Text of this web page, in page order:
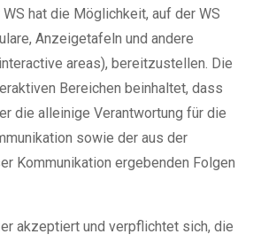
hat die Möglichkeit, auf der WS
Anzeigetafeln und andere
areas), bereitzustellen. Die
Bereichen beinhaltet, dass
die alleinige Verantwortung für die
sowie der aus der
Kommunikation ergebenden Folgen
akzeptiert und verpflichtet sich, die